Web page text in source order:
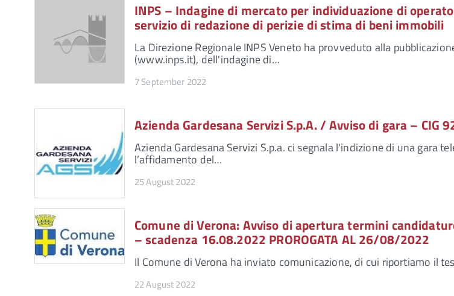
INPS – Indagine di mercato per individuazione di
servizio di redazione di perizie di stima di beni immobili
La Direzione Regionale INPS Veneto ha provveduto alla
(www.inps.it), dell'indagine di…
7 September 2022
Azienda Gardesana Servizi S.p.A. / Avviso di gara – CIG
Azienda Gardesana Servizi S.p.a. ci segnala l'indizione di una gara
l’affidamento del…
25 August 2022
Comune di Verona: Avviso di apertura termini
– scadenza 16.08.2022 PROROGATA AL 26/08/2022
Il Comune di Verona ha inviato comunicazione, di cui riportiamo il
22 August 2022